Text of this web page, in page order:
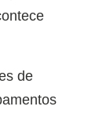
de